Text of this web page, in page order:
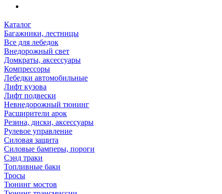
Каталог
Багажники, лестницы
Все для лебедок
Внедорожный свет
Домкраты, аксессуары
Компрессоры
Лебедки автомобильные
Лифт кузова
Лифт подвески
Невнедорожный тюнинг
Расширители арок
Резина, диски, аксессуары
Рулевое управление
Силовая защита
Силовые бамперы, пороги
Сэнд траки
Топливные баки
Тросы
Тюнинг мостов